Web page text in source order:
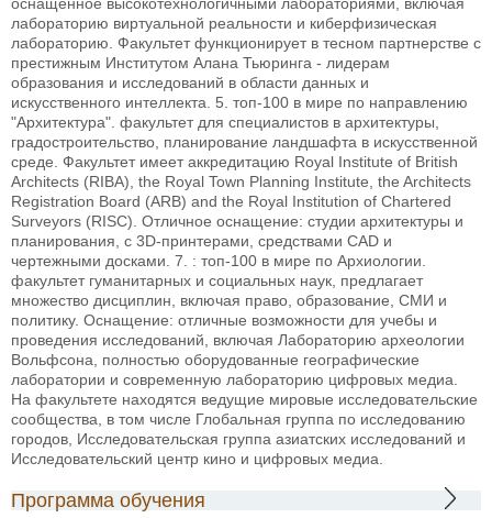
лабораторию виртуальной реальности и киберфизическая
лабораторию. Факультет функционирует в тесном партнерстве с
престижным Институтом Алана Тьюринга - лидерам
образования и исследований в области данных и
искусственного интеллекта.
5. топ-100 в мире по направлению
"Архитектура". факультет для специалистов в архитектуры,
градостроительство, планирование ландшафта в искусственной
среде. Факультет имеет аккредитацию Royal Institute of British
Architects (RIBA), the Royal Town Planning Institute, the Architects
Registration Board (ARB) and the Royal Institution of Chartered
Surveyors (RISC). Отличное оснащение: студии архитектуры и
планирования, с 3D-принтерами, средствами CAD и
чертежными досками. 7. : топ-100 в мире по Архиологии.
факультет гуманитарных и социальных наук, предлагает
множество дисциплин, включая право, образование, СМИ и
политику. Оснащение: отличные возможности для учебы и
проведения исследований, включая Лабораторию археологии
Вольфсона, полностью оборудованные географические
лаборатории и современную лабораторию цифровых медиа.
На факультете находятся ведущие мировые исследовательские
сообщества, в том числе Глобальная группа по исследованию
городов, Исследовательская группа азиатских исследований и
Исследовательский центр кино и цифровых медиа.
Программа обучения